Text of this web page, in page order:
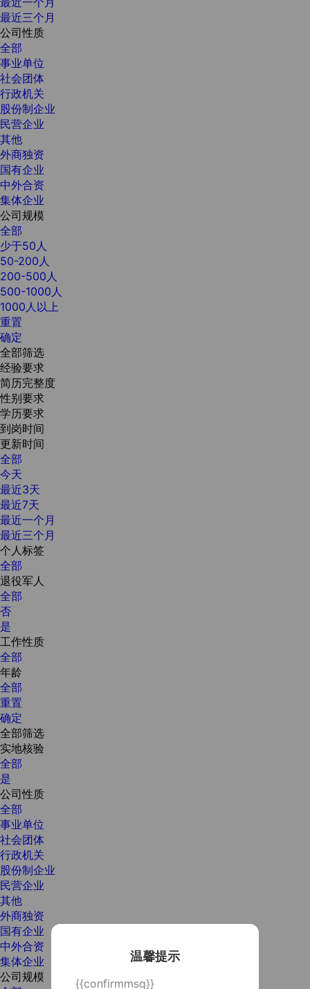
温馨提示
{{confirmmsg}}
最近三个月
公司性质
全部
事业单位
社会团体
行政机关
股份制企业
民营企业
其他
外商独资
国有企业
中外合资
集体企业
公司规模
全部
少于50人
50-200人
200-500人
500-1000人
1000人以上
重置
确定
全部筛选
经验要求
简历完整度
性别要求
学历要求
到岗时间
更新时间
全部
今天
最近3天
最近7天
最近一个月
最近三个月
个人标签
全部
退役军人
全部
否
是
工作性质
全部
年龄
全部
重置
确定
全部筛选
实地核验
全部
是
公司性质
全部
事业单位
社会团体
行政机关
股份制企业
民营企业
其他
外商独资
国有企业
中外合资
集体企业
公司规模